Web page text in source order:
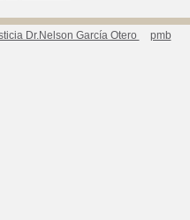
Dr.Nelson García Otero pmb